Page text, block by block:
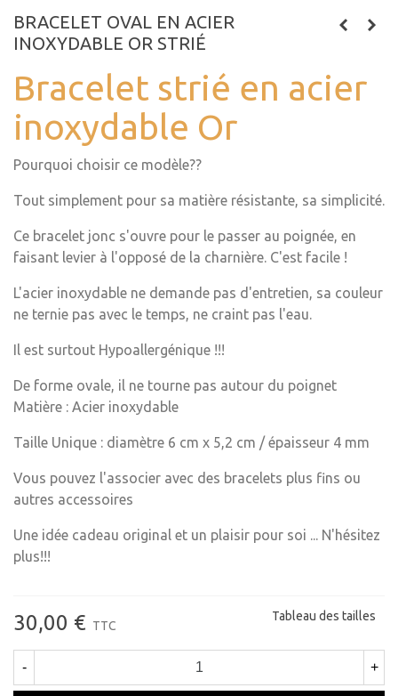
BRACELET OVAL EN ACIER
INOXYDABLE OR STRIÉ
Bracelet strié en acier
inoxydable Or
Pourquoi choisir ce modèle??
Tout simplement pour sa matière résistante, sa simplicité.
Ce bracelet jonc s'ouvre pour le passer au poignée, en
faisant levier à l'opposé de la charnière. C'est facile !
L'acier inoxydable ne demande pas d'entretien, sa couleur
ne ternie pas avec le temps, ne craint pas l'eau.
Il est surtout Hypoallergénique !!!
De forme ovale, il ne tourne pas autour du poignet
Matière : Acier inoxydable
Taille Unique : diamètre 6 cm x 5,2 cm / épaisseur 4 mm
Vous pouvez l'associer avec des bracelets plus fins ou
autres accessoires
Une idée cadeau original et un plaisir pour soi ... N'hésitez
plus!!!
30,00 € TTC
Tableau des tailles
- +